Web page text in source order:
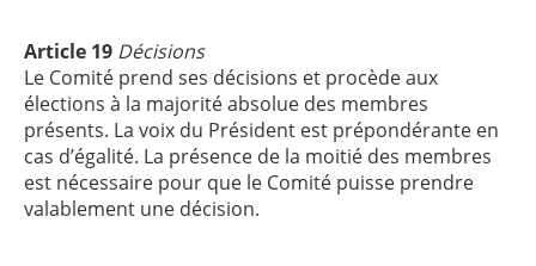
Article 19 Décisions
Le Comité prend ses décisions et procède aux
élections à la majorité absolue des membres
présents. La voix du Président est prépondérante en
cas d’égalité. La présence de la moitié des membres
est nécessaire pour que le Comité puisse prendre
valablement une décision.